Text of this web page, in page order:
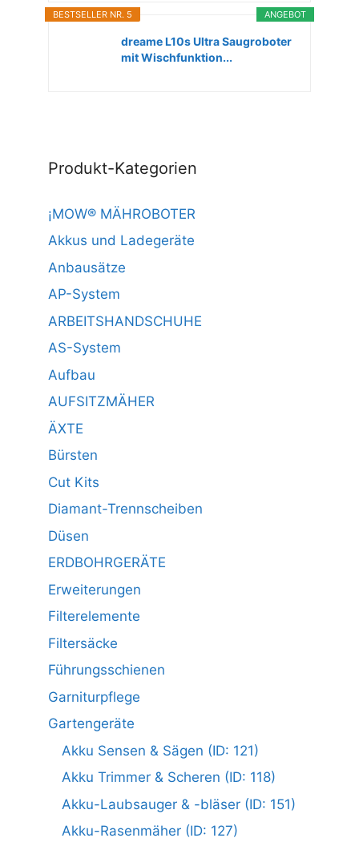
ANGEBOT
BESTSELLER NR. 5
dreame L10s Ultra Saugroboter
mit Wischfunktion...
Produkt-Kategorien
¡MOW® MÄHROBOTER
Akkus und Ladegeräte
Anbausätze
AP-System
ARBEITSHANDSCHUHE
AS-System
Aufbau
AUFSITZMÄHER
ÄXTE
Bürsten
Cut Kits
Diamant-Trennscheiben
Düsen
ERDBOHRGERÄTE
Erweiterungen
Filterelemente
Filtersäcke
Führungsschienen
Garniturpflege
Gartengeräte
Akku Sensen & Sägen (ID: 121)
Akku Trimmer & Scheren (ID: 118)
Akku-Laubsauger & -bläser (ID: 151)
Akku-Rasenmäher (ID: 127)